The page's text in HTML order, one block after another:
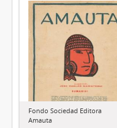
Fondo Sociedad Editora
Amauta